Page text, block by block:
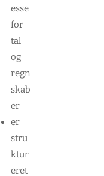
esse
for
tal
og
regn
skab
er
er
stru
ktur
eret